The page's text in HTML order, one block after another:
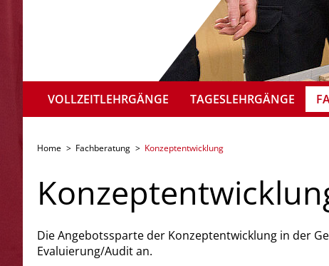
VOLLZEITLEHRGÄNGE TAGESLEHRGÄNGE
Home > Fachberatung > Konzeptentwicklung
Die Angebotssparte der Konzeptentwicklung in der
Evaluierung/Audit an.